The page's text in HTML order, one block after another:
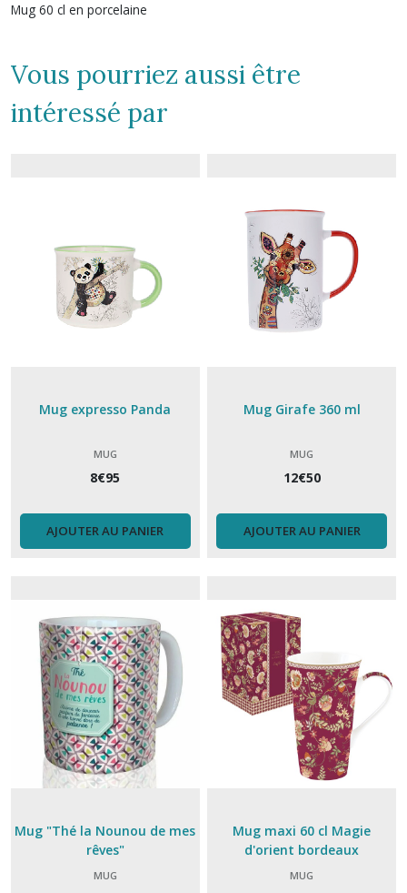
Mug 60 cl en porcelaine
Vous pourriez aussi être
intéressé par
Mug expresso Panda
MUG
8€95
AJOUTER AU PANIER
Mug Girafe 360 ml
MUG
12€50
AJOUTER AU PANIER
Mug "Thé la Nounou de mes
rêves"
MUG
Mug maxi 60 cl Magie
d'orient bordeaux
MUG